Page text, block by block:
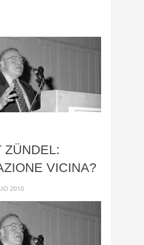
ZÜNDEL:
VICINA?
2010